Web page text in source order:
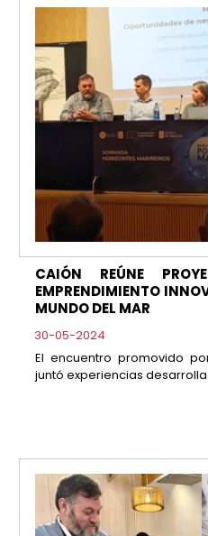
CAIÓN REÚNE
EMPRENDIMIENTO
MUNDO DEL MAR
30-05-2024
El encuentro promovido
juntó experiencias